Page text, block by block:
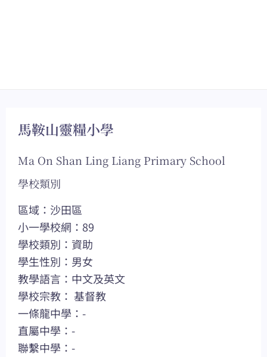
馬鞍山靈糧小學
Ma On Shan Ling Liang Primary School
學校類別
區域：沙田區
小一學校網：89
學校類別：資助
學生性別：男女
教學語言：中文及英文
學校宗教： 基督教
一條龍中學：-
直屬中學：-
聯繫中學：-